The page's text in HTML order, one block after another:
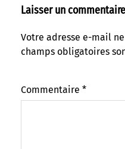
Laisser un commentaire
Votre adresse e-mail
champs obligatoires
Commentaire *